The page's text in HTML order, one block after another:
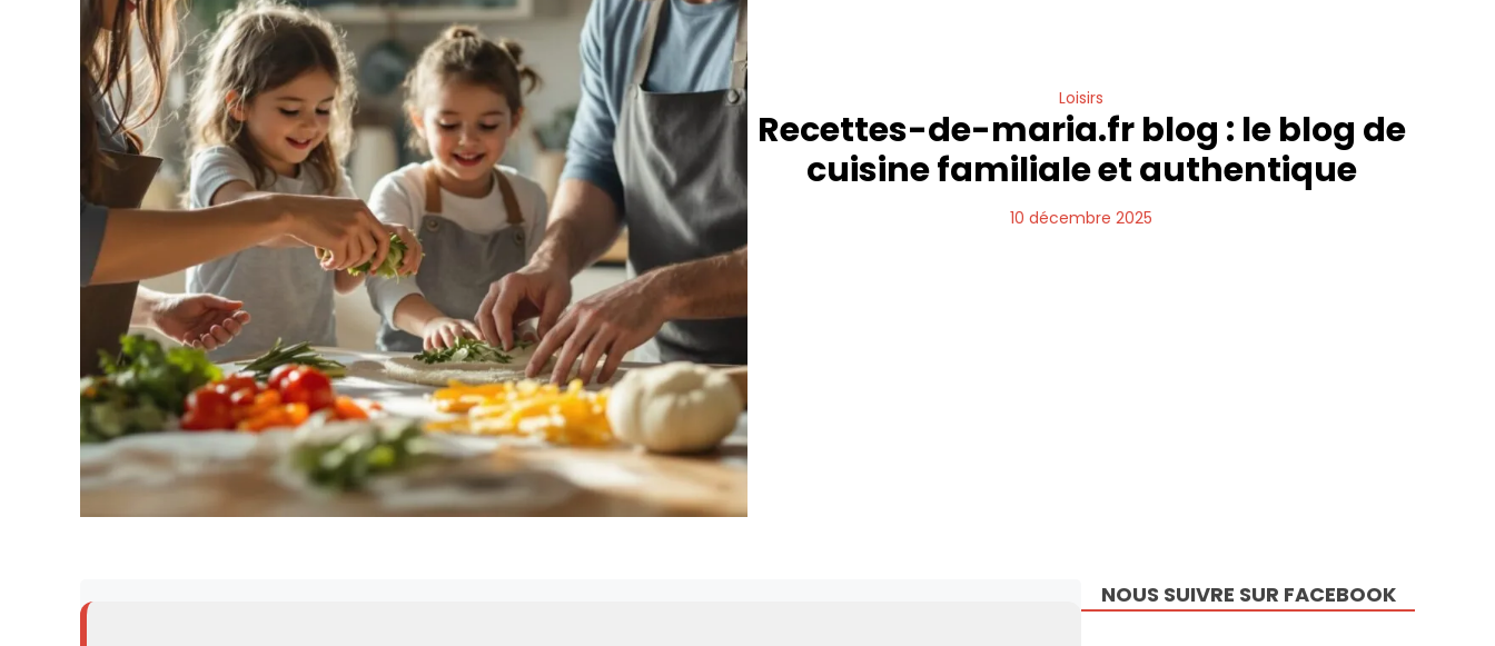
Loisirs
Recettes-de-maria.fr blog : le blog de
cuisine familiale et authentique
10 décembre 2025
NOUS SUIVRE SUR FACEBOOK